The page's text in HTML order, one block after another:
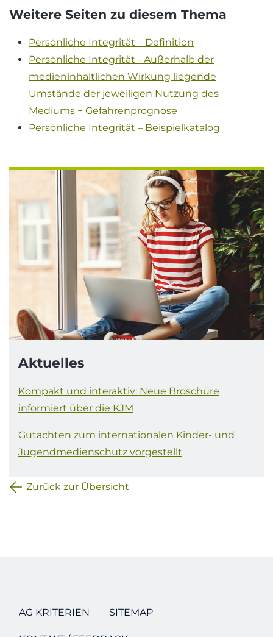
Weitere Seiten zu diesem Thema
Persönliche Integrität – Definition
Persönliche Integrität - Außerhalb der
medieninhaltlichen Wirkung liegende
Umstände der jeweiligen Nutzung des
Mediums + Gefahrenprognose
Persönliche Integrität – Beispielkatalog
Aktuelles
Kompakt und interaktiv: Neue Broschüre
informiert über die KJM
Gutachten zum internationalen Kinder- und
Jugendmedienschutz vorgestellt
Zurück zur Übersicht
AG KRITERIEN SITEMAP